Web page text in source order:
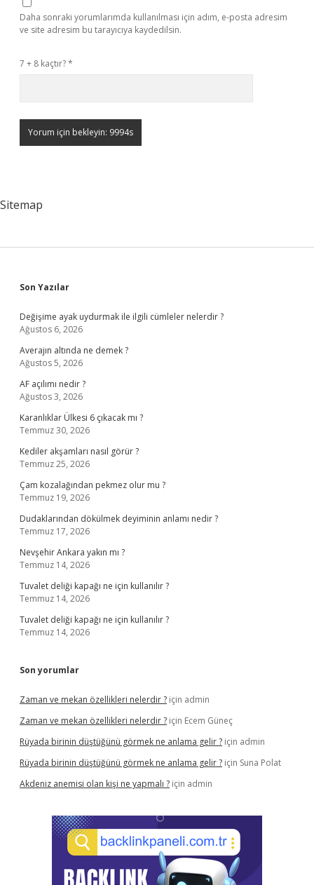
Daha sonraki yorumlarımda kullanılması için adım, e-posta adresim
ve site adresim bu tarayıcıya kaydedilsin.
7 + 8 kaçtır?*
Sitemap
Sidebar
Son Yazılar
Değişime ayak uydurmak ile ilgili cümleler nelerdir ?
Ağustos 6, 2026
Averajın altında ne demek ?
Ağustos 5, 2026
AF açılımı nedir ?
Ağustos 3, 2026
Karanlıklar Ülkesi 6 çıkacak mı ?
Temmuz 30, 2026
Kediler akşamları nasıl görür ?
Temmuz 25, 2026
Çam kozalağından pekmez olur mu ?
Temmuz 19, 2026
Dudaklarından dökülmek deyiminin anlamı nedir ?
Temmuz 17, 2026
Nevşehir Ankara yakın mı ?
Temmuz 14, 2026
Tuvalet deliği kapağı ne için kullanılır ?
Temmuz 14, 2026
Tuvalet deliği kapağı ne için kullanılır ?
Temmuz 14, 2026
Son yorumlar
Zaman ve mekan özellikleri nelerdir ? için admin
Zaman ve mekan özellikleri nelerdir ? için Ecem Güneç
Rüyada birinin düştüğünü görmek ne anlama gelir ? için admin
Rüyada birinin düştüğünü görmek ne anlama gelir ? için Suna Polat
Akdeniz anemisi olan kişi ne yapmalı ? için admin